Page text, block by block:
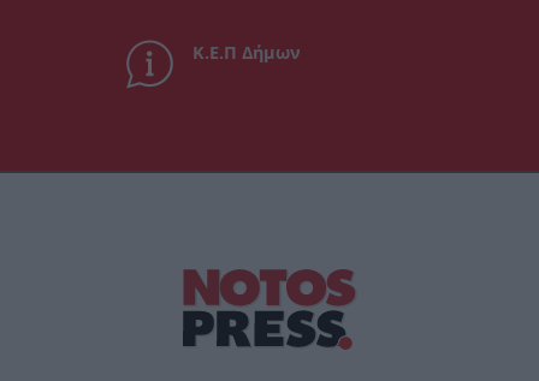
Κ.Ε.Π Δήμων